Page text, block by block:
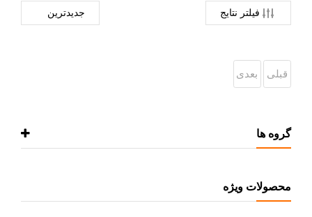
فیلتر نتایج
قبلی بعدی
گروه ها
محصولات ویژه